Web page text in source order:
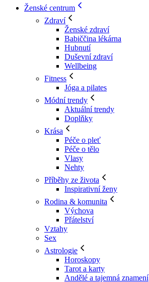
Ženské centrum
Zdraví
Ženské zdraví
Babiččina lékárna
Hubnutí
Duševní zdraví
Wellbeing
Fitness
Jóga a pilates
Módní trendy
Aktuální trendy
Doplňky
Krása
Péče o pleť
Péče o tělo
Vlasy
Nehty
Příběhy ze života
Inspirativní ženy
Rodina & komunita
Výchova
Přátelství
Vztahy
Sex
Astrologie
Horoskopy
Tarot a karty
Andělé a tajemná znamení